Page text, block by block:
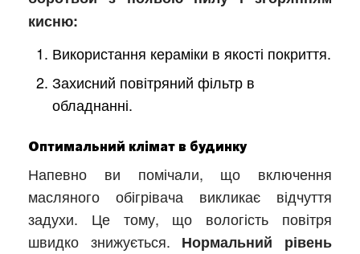
кисню:
Використання кераміки в якості покриття.
Захисний повітряний фільтр в
обладнанні.
Оптимальний клімат в будинку
Напевно ви помічали, що включення
масляного обігрівача викликає відчуття
задухи. Це тому, що вологість повітря
швидко знижується. Нормальний рівень